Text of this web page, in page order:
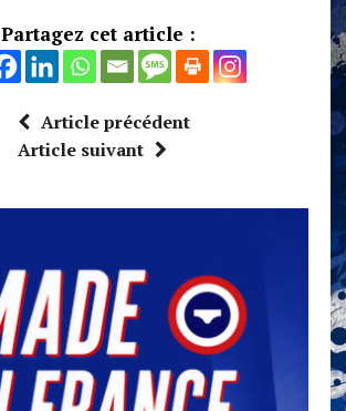
Partagez cet article :
Article précédent
Article suivant